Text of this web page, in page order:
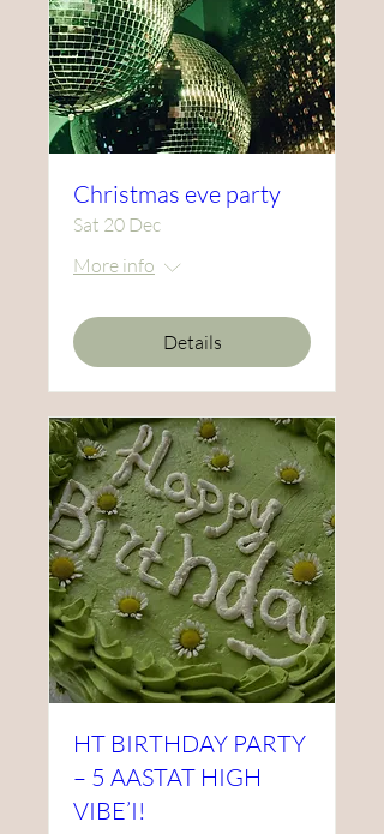
Christmas eve party
Sat 20 Dec
More info
Details
HT BIRTHDAY PARTY
– 5 AASTAT HIGH
VIBE’I!